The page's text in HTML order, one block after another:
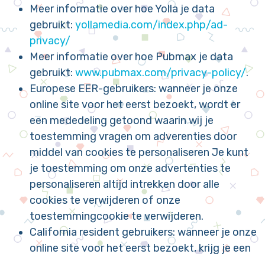
Meer informatie over hoe Yolla je data
gebruikt: yollamedia.com/index.php/ad-
privacy/
Meer informatie over hoe Pubmax je data
gebruikt: www.pubmax.com/privacy-policy/.
Europese EER-gebruikers: wanneer je onze
online site voor het eerst bezoekt, wordt er
een mededeling getoond waarin wij je
toestemming vragen om adverenties door
middel van cookies te personaliseren Je kunt
je toestemming om onze advertenties te
personaliseren altijd intrekken door alle
cookies te verwijderen of onze
toestemmingcookie te verwijderen.
California resident gebruikers: wanneer je onze
online site voor het eerst bezoekt, krijg je een